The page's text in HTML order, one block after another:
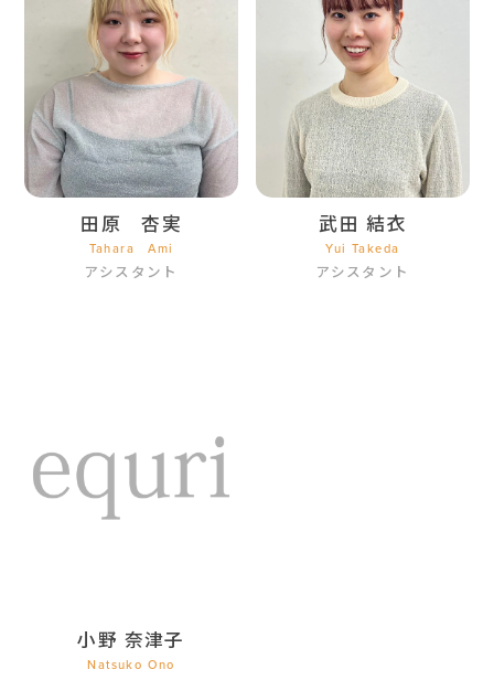
田原 杏実
Tahara Ami
アシスタント
武田 結衣
Yui Takeda
アシスタント
小野 奈津子
Natsuko Ono